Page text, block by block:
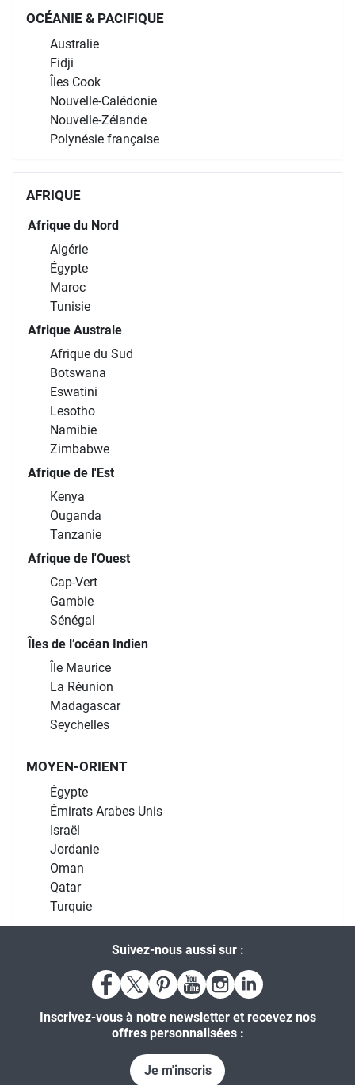
OCÉANIE & PACIFIQUE
Australie
Fidji
Îles Cook
Nouvelle-Calédonie
Nouvelle-Zélande
Polynésie française
AFRIQUE
Afrique du Nord
Algérie
Égypte
Maroc
Tunisie
Afrique Australe
Afrique du Sud
Botswana
Eswatini
Lesotho
Namibie
Zimbabwe
Afrique de l'Est
Kenya
Ouganda
Tanzanie
Afrique de l'Ouest
Cap-Vert
Gambie
Sénégal
Îles de l’océan Indien
Île Maurice
La Réunion
Madagascar
Seychelles
MOYEN-ORIENT
Égypte
Émirats Arabes Unis
Israël
Jordanie
Oman
Qatar
Turquie
Suivez-nous aussi sur :
Inscrivez-vous à notre newsletter et recevez nos
offres personnalisées :
Je m'inscris